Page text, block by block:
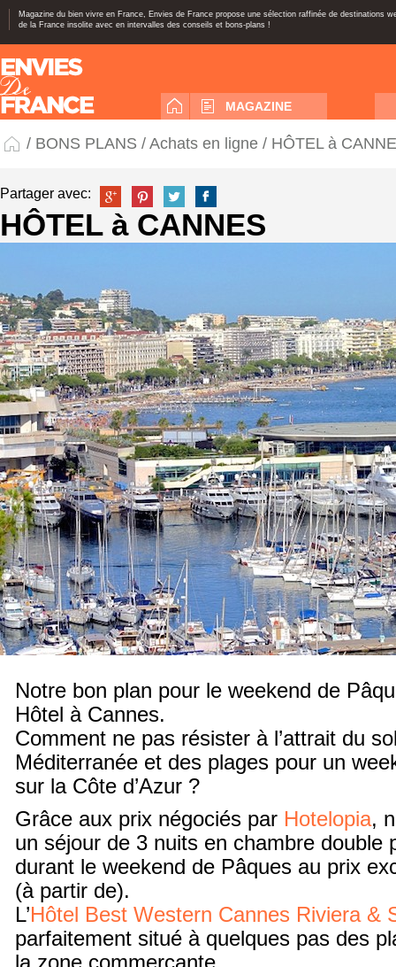
Magazine du bien vivre en France, Envies de France propose une sélection raffinée de destinations
de la France insolite avec en intervalles des conseils et bons-plans !
MAGAZINE
/ BONS PLANS / Achats en ligne / HÔTEL à
Partager avec:
HÔTEL à CANNES
Notre bon plan pour le weekend de
Hôtel à Cannes.
Comment ne pas résister à l’attrait du
Méditerranée et des plages pour un
sur la Côte d’Azur ?
Grâce aux prix négociés par Hotelopia,
un séjour de 3 nuits en chambre double
durant le weekend de Pâques au prix
(à partir de).
L’Hôtel Best Western Cannes Riviera &
parfaitement situé à quelques pas des